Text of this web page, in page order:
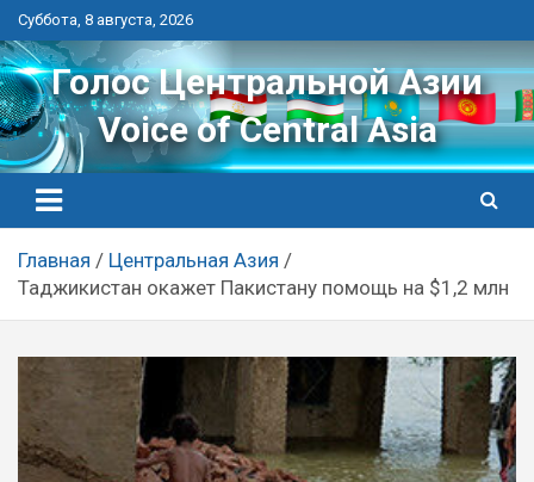
Перейти
к
контенту
Суббота, 8 августа, 2026
Голос Центральной Азии
Voice of Central Asia
Главная
Центральная Азия
Таджикистан окажет Пакистану помощь на $1,2 млн